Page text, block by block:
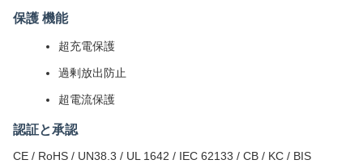
保護 機能
超充電保護
過剰放出防止
超電流保護
認証と承認
CE / RoHS / UN38.3 / UL 1642 / IEC 62133 / CB / KC / BIS